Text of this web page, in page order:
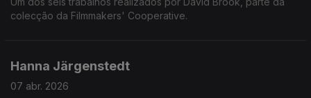
colecção da Filmmakers' Cooperative.
Hanna Järgenstedt
07 abr. 2026